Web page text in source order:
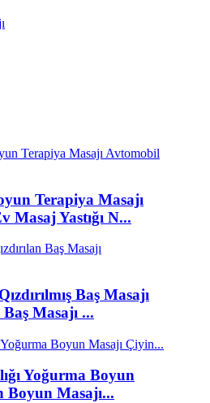
Terapiya Masajı
Masaj Yastığı N...
Baş Masajı
Masajı ...
Yoğurma Boyun
Boyun Masajı...